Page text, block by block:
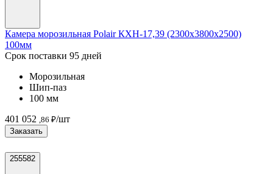
Камера морозильная Polair КХН-17,39 (2300х3800х2500)
100мм
Срок поставки 95 дней
Морозильная
Шип-паз
100 мм
401 052 ,86 ₽/шт
Заказать
255582